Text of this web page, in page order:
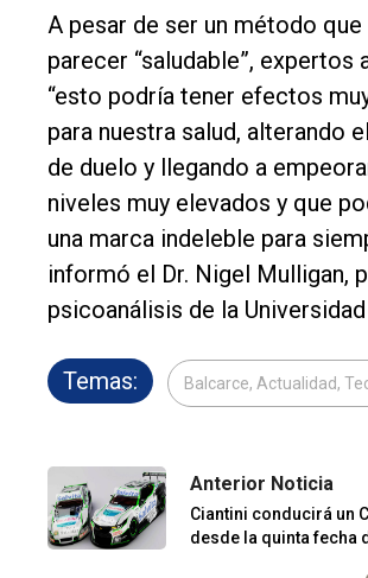
A pesar de ser un método
parecer “saludable”, expertos
“esto podría tener efectos
para nuestra salud, alterando
de duelo y llegando a
niveles muy elevados y que
una marca indeleble para
informó el Dr. Nigel Mulligan,
psicoanálisis de la
Temas: Balcarce, Actualidad,
Anterior Noticia
Ciantini conducirá un
desde la quinta fecha